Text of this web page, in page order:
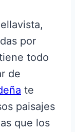
por
todo
de
te
paisajes
que los